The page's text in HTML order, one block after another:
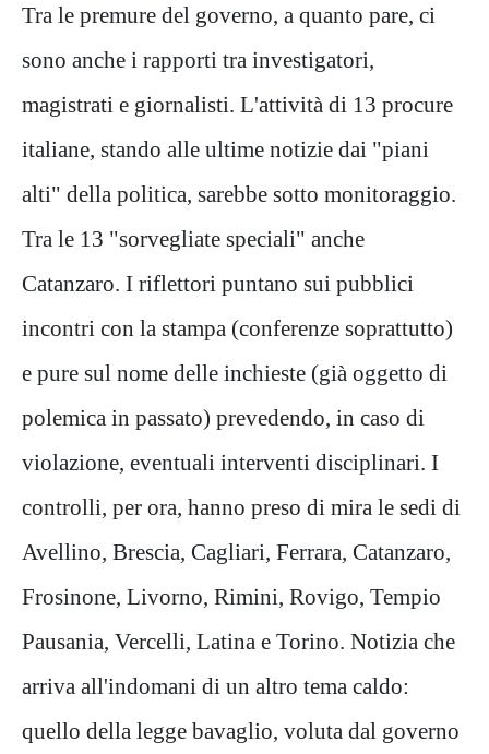
Tra le premure del governo, a quanto pare, ci
sono anche i rapporti tra investigatori,
magistrati e giornalisti. L'attività di 13 procure
italiane, stando alle ultime notizie dai "piani
alti" della politica, sarebbe sotto monitoraggio.
Tra le 13 "sorvegliate speciali" anche
Catanzaro. I riflettori puntano sui pubblici
incontri con la stampa (conferenze soprattutto)
e pure sul nome delle inchieste (già oggetto di
polemica in passato) prevedendo, in caso di
violazione, eventuali interventi disciplinari. I
controlli, per ora, hanno preso di mira le sedi di
Avellino, Brescia, Cagliari, Ferrara, Catanzaro,
Frosinone, Livorno, Rimini, Rovigo, Tempio
Pausania, Vercelli, Latina e Torino. Notizia che
arriva all'indomani di un altro tema caldo:
quello della legge bavaglio, voluta dal governo